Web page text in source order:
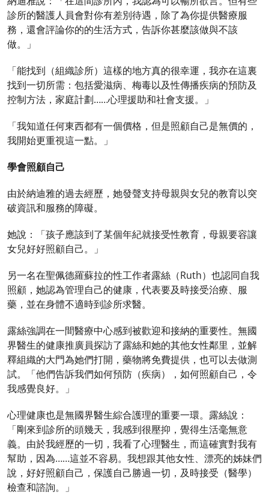
診所的醫護人員會對你有差別待遇，除了為你提供醫療服
務，還會評論你的的生活方式，告訴你甚麼該做與不該
做。」
「能找到（組織診所）這樣的地方真的很幸運，我亦在這裏
找到一切所需：包括愛滋病、梅毒以及性傳播疾病的預防及
控制方法，家庭計劃……心理援助和社會支援。」
「我知道任何東西都有一個價格，但是照顧自己是無價的，
我開始更重視這一點。」
學會照顧自己
由於納迪雅的過去經歷，她發聲支持母親與女兒的教育以突
破資訊和服務的障礙。
她說：「孩子應該到了某個年紀就接受性教育，母親要容讓
女兒好好照顧自己。」
另一名在聖佩德羅蘇拉的性工作者露絲（Ruth）也認同自我
照顧，她認為管理自己的健康，代表要及時接受治療、服
藥，並在身體不適時到診所求醫。
露絲強調在一間醫療中心感到被歡迎和接納的重要性。無國
界醫生的健康推廣員探訪了露絲和她的其他女性鄰里，並解
釋組織的大門為她們打開，藥物將免費提供，也可以去做測
試。「他們告訴我們如何預防（疾病），如何照顧自己，令
我感覺良好。」
心理健康也是無國界醫生綜合護理的重要一環。露絲說：
「剛來到診所的頭幾天，我感到很壓抑，覺得生活毫無意
義。由於我經歷的一切，我看了心理醫生，而這確實對我有
幫助，因為……這並不容易。我想跟其他女性、漂亮的姊妹們
說，好好照顧自己，保護自己勝過一切，及時接受（醫學）
檢查和諮詢。」